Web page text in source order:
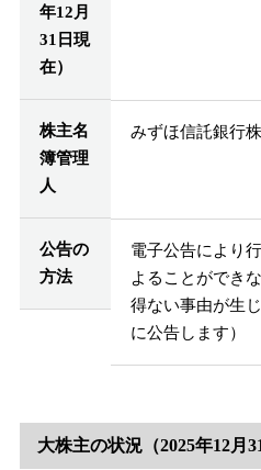
年12月
31日現
在）
株主名
簿管理
人
みずほ信託銀行
公告の
方法
電子公告により
よることができ
得ない事由が生
に公告します）
大株主の状況（2025年12月